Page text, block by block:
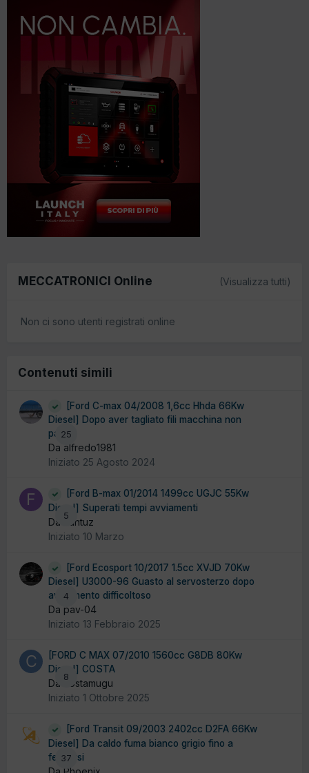
MECCATRONICI Online (Visualizza tutti)
Non ci sono utenti registrati online
Contenuti simili
25
[Ford C-max 04/2008 1,6cc Hhda 66Kw
Diesel] Dopo aver tagliato fili macchina non
parte
Da alfredo1981
Iniziato 25 Agosto 2024
5
[Ford B-max 01/2014 1499cc UGJC 55Kw
Diesel] Superati tempi avviamenti
Da Fantuz
Iniziato 10 Marzo
4
[Ford Ecosport 10/2017 1.5cc XVJD 70Kw
Diesel] U3000-96 Guasto al servosterzo dopo
avviamento difficoltoso
Da pav-04
Iniziato 13 Febbraio 2025
8
[FORD C MAX 07/2010 1560cc G8DB 80Kw
Diesel] COSTA
Da costamugu
Iniziato 1 Ottobre 2025
37
[Ford Transit 09/2003 2402cc D2FA 66Kw
Diesel] Da caldo fuma bianco grigio fino a
fermarsi